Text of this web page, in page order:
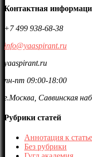
Контактная
+7 499 938-68-38
info@yaaspirant.ru
yaaspirant.ru
пн-пт 09:00-18:00
г.Москва, Саввинская
Рубрики статей
Аннотация к статье
Без рубрики